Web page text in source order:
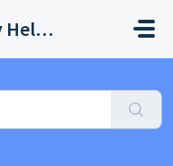
Open Badge Factory Help Center